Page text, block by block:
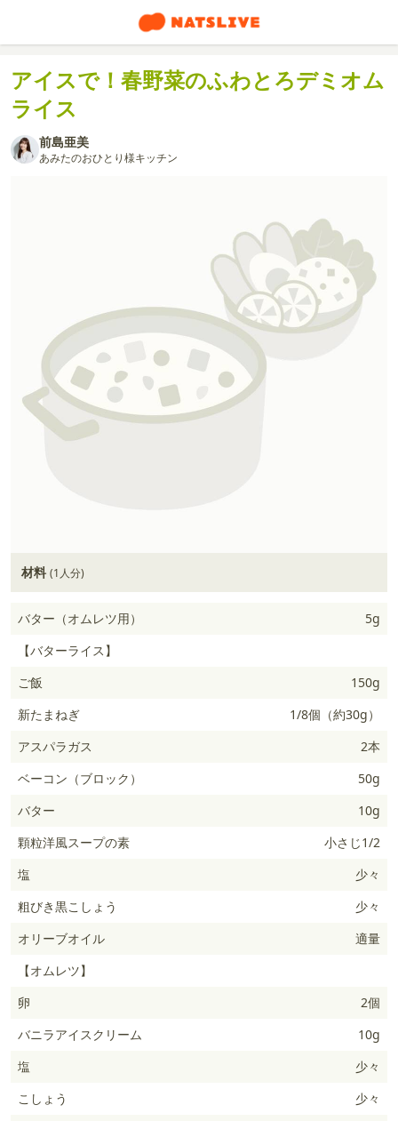
アイスで！春野菜のふわとろデミオム
ライス
前島亜美
あみたのおひとり様キッチン
材料 (1人分)
バター（オムレツ用）
5g
【バターライス】
ご飯
150g
新たまねぎ
1/8個（約30g）
アスパラガス
2本
ベーコン（ブロック）
50g
バター
10g
顆粒洋風スープの素
小さじ1/2
塩
少々
粗びき黒こしょう
少々
オリーブオイル
適量
【オムレツ】
卵
2個
バニラアイスクリーム
10g
塩
少々
こしょう
少々